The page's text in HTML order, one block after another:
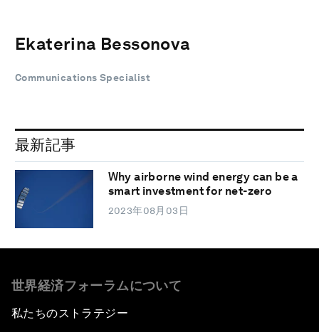
Ekaterina Bessonova
Communications Specialist
最新記事
Why airborne wind energy can be a
smart investment for net-zero
2023年08月03日
世界経済フォーラムについて
私たちのストラテジー